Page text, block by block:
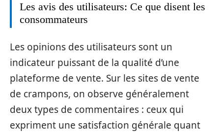
Les avis des utilisateurs: Ce que disent les
consommateurs
Les opinions des utilisateurs sont un
indicateur puissant de la qualité d’une
plateforme de vente. Sur les sites de vente
de crampons, on observe généralement
deux types de commentaires : ceux qui
expriment une satisfaction générale quant